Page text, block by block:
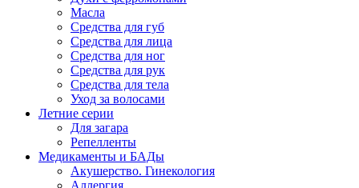
Масла
Средства для губ
Средства для лица
Средства для ног
Средства для рук
Средства для тела
Уход за волосами
Летние серии
Для загара
Репелленты
Медикаменты и БАДы
Акушерство. Гинекология
Аллергия